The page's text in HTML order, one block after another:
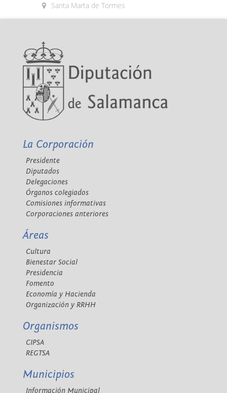
Santa Marta de Tormes
La Corporación
Presidente
Diputados
Delegaciones
Órganos colegiados
Comisiones informativas
Corporaciones anteriores
Áreas
Cultura
Bienestar Social
Presidencia
Fomento
Economía y Hacienda
Organización y RRHH
Organismos
CIPSA
REGTSA
Municipios
Información Municipal